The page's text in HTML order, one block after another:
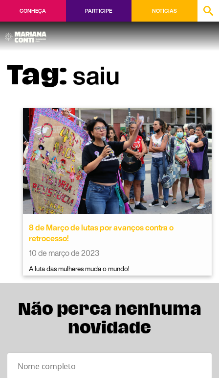
CONHEÇA PARTICIPE NOTÍCIAS
Tag: saiu
8 de Março de lutas por avanços contra o
retrocesso!
10 de março de 2023
A luta das mulheres muda o mundo!
Não perca nenhuma
novidade